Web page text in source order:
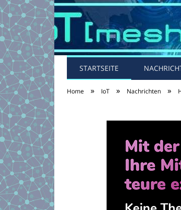
STARTSEITE
Home » IoT » Nachrichten »